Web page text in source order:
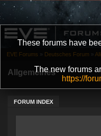
These forums have
The new forums
https://
Allgemeines
FORUM INDEX
EVE Forums » Deutsches Forum »